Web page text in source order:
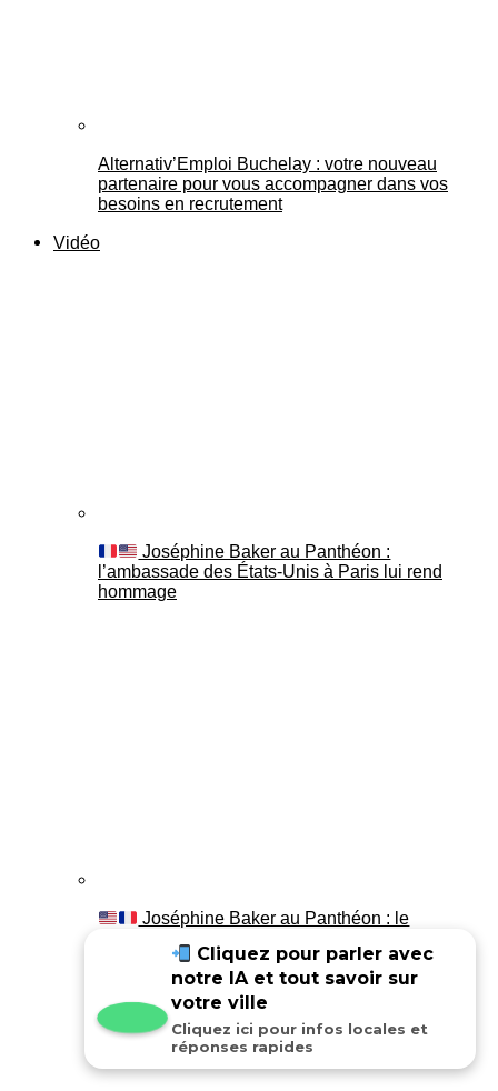
Alternativ’Emploi Buchelay : votre nouveau
partenaire pour vous accompagner dans vos
besoins en recrutement
Vidéo
Joséphine Baker au Panthéon :
l’ambassade des États-Unis à Paris lui rend
hommage
Joséphine Baker au Panthéon : le
Cliquez pour parler avec
notre IA et tout savoir sur
votre ville
Cliquez ici pour infos locales et
réponses rapides